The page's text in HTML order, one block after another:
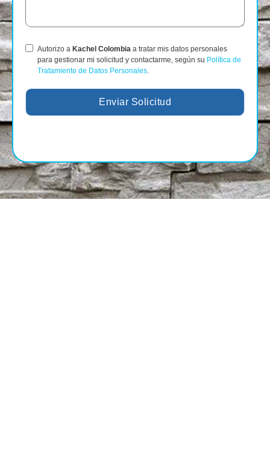
Autorizo a Kachel Colombia a tratar mis datos personales
para gestionar mi solicitud y contactarme, según su Política de
Tratamiento de Datos Personales
Enviar Solicitud